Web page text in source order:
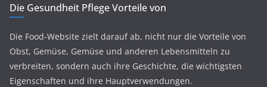
Die Gesundheit Pflege Vorteile von
Die Food-Website zielt darauf ab, nicht nur die Vorteile von
Obst, Gemüse, Gemüse und anderen Lebensmitteln zu
verbreiten, sondern auch ihre Geschichte, die wichtigsten
Eigenschaften und ihre Hauptverwendungen.